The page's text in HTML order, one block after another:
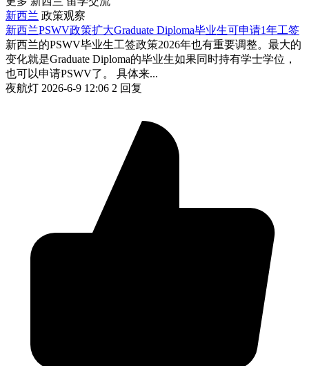
新西兰 政策观察
新西兰PSWV政策扩大Graduate Diploma毕业生可申请1年工签
新西兰的PSWV毕业生工签政策2026年也有重要调整。最大的
变化就是Graduate Diploma的毕业生如果同时持有学士学位，
也可以申请PSWV了。 具体来...
夜航灯 2026-6-9 12:06 2 回复